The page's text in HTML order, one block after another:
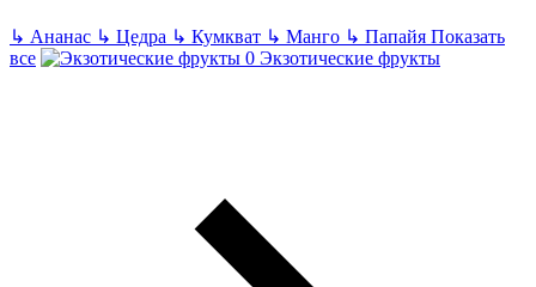
↳ Ананас ↳ Цедра ↳ Кумкват ↳ Манго ↳ Папайя Показать
все
Экзотические фрукты